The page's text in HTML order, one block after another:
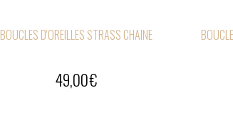
BOUCLES D'OREILLES STRASS CHAINE
49,00€